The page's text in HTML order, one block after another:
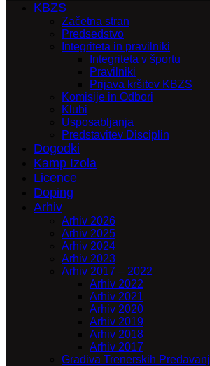
KBZS
Začetna stran
Predsedstvo
Integriteta in pravilniki
Integriteta v športu
Pravilniki
Prijava kršitev KBZS
Komisije in Odbori
Klubi
Usposabljanja
Predstavitev Disciplin
Dogodki
Kamp Izola
Licence
Doping
Arhiv
Arhiv 2026
Arhiv 2025
Arhiv 2024
Arhiv 2023
Arhiv 2017 – 2022
Arhiv 2022
Arhiv 2021
Arhiv 2020
Arhiv 2019
Arhiv 2018
Arhiv 2017
Gradiva Trenerskih Predavanj